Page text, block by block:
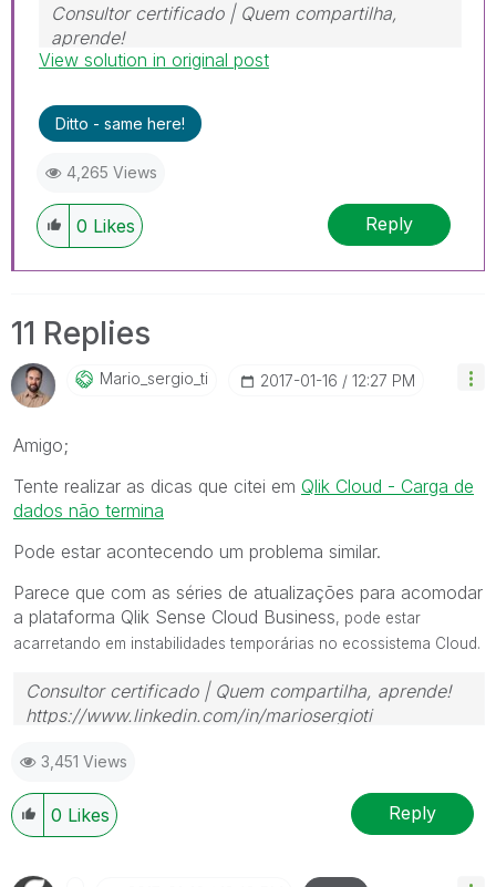
Consultor certificado | Quem compartilha,
aprende!
https://www.linkedin.com/in/mariosergioti
View solution in original post
Ditto - same here!
4,265 Views
0 Likes Reply
11 Replies
Mario_sergio_ti ‎2017-01-16 12:27 PM
Amigo;
Tente realizar as dicas que citei em Qlik Cloud - Carga de
dados não termina
Pode estar acontecendo um problema similar.
Parece que com as séries de atualizações para acomodar
a plataforma Qlik Sense Cloud Business, pode estar
acarretando em instabilidades temporárias no ecossistema Cloud.
Consultor certificado | Quem compartilha, aprende!
https://www.linkedin.com/in/mariosergioti
3,451 Views
0 Likes Reply